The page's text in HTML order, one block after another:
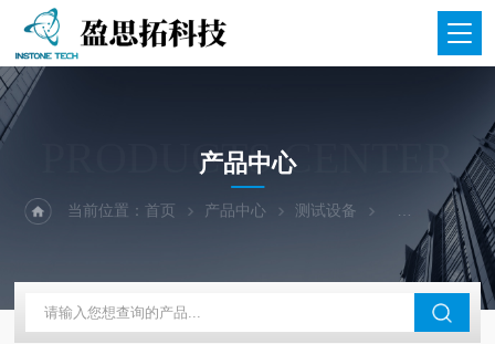
PRODUCTS CENTER
产品中心
当前位置：首页 产品中心 测试设备 力学测试设备